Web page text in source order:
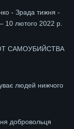
- Зрада тижня -
10 лютого 2022 р.
САМОУБИЙСТВА
людей нижчого
добровольця